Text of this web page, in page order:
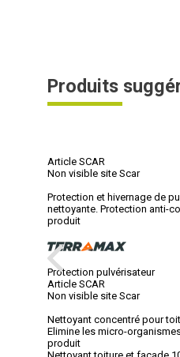
Produits
Article SCAR
Non visible site Scar
Protection et hivernage de
nettoyante. Protection anti-
produit
Protection pulvérisateur
Article SCAR
Non visible site Scar
Nettoyant concentré pour
Elimine les micro-
produit